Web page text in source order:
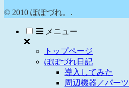
© 2010 ぽぽづれ。.
メニュー
トップページ
ぽぽづれ日記
導入してみた
周辺機器／パーツ